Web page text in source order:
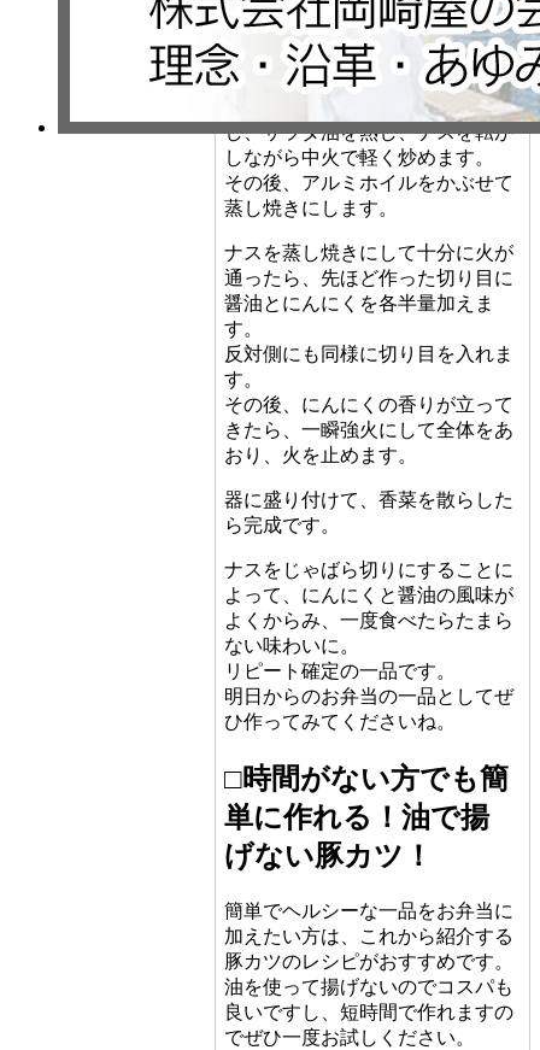
次に、裏返して、半分の深さま
で、斜めに切り目を入れます。
これでじゃばら切りの完成です。
ナスを切ったらフライパンを用意
し、サラダ油を熱し、ナスを転が
しながら中火で軽く炒めます。
その後、アルミホイルをかぶせて
蒸し焼きにします。
ナスを蒸し焼きにして十分に火が
通ったら、先ほど作った切り目に
醤油とにんにくを各半量加えま
す。
反対側にも同様に切り目を入れま
す。
その後、にんにくの香りが立って
きたら、一瞬強火にして全体をあ
おり、火を止めます。
器に盛り付けて、香菜を散らした
ら完成です。
ナスをじゃばら切りにすることに
よって、にんにくと醤油の風味が
よくからみ、一度食べたらたまら
ない味わいに。
リピート確定の一品です。
明日からのお弁当の一品としてぜ
ひ作ってみてくださいね。
□時間がない方でも簡
単に作れる！油で揚
げない豚カツ！
簡単でヘルシーな一品をお弁当に
加えたい方は、これから紹介する
豚カツのレシピがおすすめです。
油を使って揚げないのでコスパも
良いですし、短時間で作れますの
でぜひ一度お試しください。